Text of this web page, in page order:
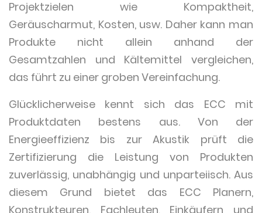
Projektzielen wie Kompaktheit,
Geräuscharmut, Kosten, usw. Daher kann man
Produkte nicht allein anhand der
Gesamtzahlen und Kältemittel vergleichen,
das führt zu einer groben Vereinfachung.
Glücklicherweise kennt sich das ECC mit
Produktdaten bestens aus. Von der
Energieeffizienz bis zur Akustik prüft die
Zertifizierung die Leistung von Produkten
zuverlässig, unabhängig und unparteiisch. Aus
diesem Grund bietet das ECC Planern,
Konstrukteuren, Fachleuten, Einkäufern und